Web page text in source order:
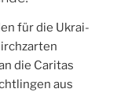
für die Ukrai­
die Cari­tas
aus